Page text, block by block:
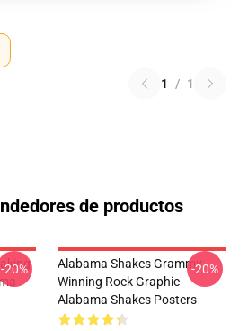
1 / 1
de productos
-20%
Alabama Shakes Grammy-
Winning Rock Graphic
Alabama Shakes Posters
-20%